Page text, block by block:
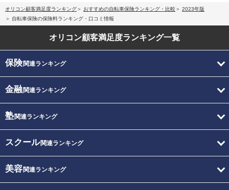
オリコン顧客満足度ランキング おすすめの自転車保険ランキング・比較
2023年版
自転車保険の保険料ランキング・口コミ情報
オリコン顧客満足度ランキング一覧
保険関連ランキング
金融関連ランキング
塾関連ランキング
スクール関連ランキング
美容関連ランキング